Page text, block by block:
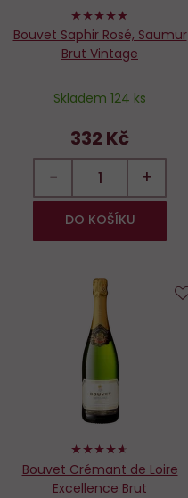
100%
Bouvet Saphir Rosé, Saumur
Brut Vintage
Skladem 124 ks
332 Kč
− +
DO KOŠÍKU
92%
Bouvet Crémant de Loire
Excellence Brut